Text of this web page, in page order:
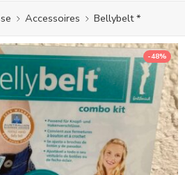
Accessoires Bellybelt *
-48%